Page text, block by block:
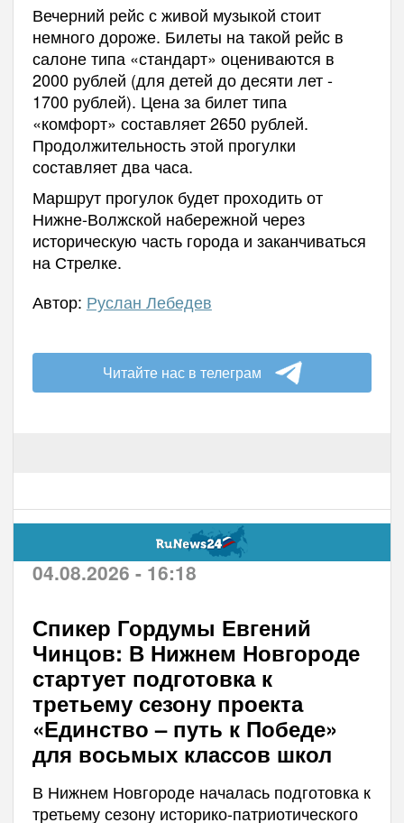
Вечерний рейс с живой музыкой стоит
немного дороже. Билеты на такой рейс в
салоне типа «стандарт» оцениваются в
2000 рублей (для детей до десяти лет -
1700 рублей). Цена за билет типа
«комфорт» составляет 2650 рублей.
Продолжительность этой прогулки
составляет два часа.
Маршрут прогулок будет проходить от
Нижне-Волжской набережной через
историческую часть города и заканчиваться
на Стрелке.
Автор: Руслан Лебедев
Читайте нас в телеграм
04.08.2026 - 16:18
Спикер Гордумы Евгений
Чинцов: В Нижнем Новгороде
стартует подготовка к
третьему сезону проекта
«Единство – путь к Победе»
для восьмых классов школ
В Нижнем Новгороде началась подготовка к
третьему сезону историко-патриотического